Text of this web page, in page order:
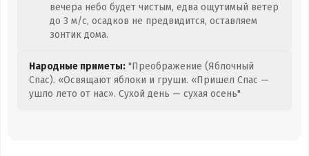
вечера небо будет чистым, едва ощутимый ветер
до 3 м/с, осадков не предвидится, оставляем
зонтик дома.
Народные приметы: "Преображение (Яблочный
Спас). «Освящают яблоки и груши. «Пришел Спас —
ушло лето от нас». Сухой день — сухая осень"